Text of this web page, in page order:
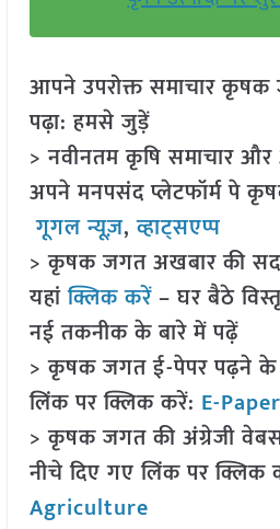
आपने उपरोक्त समाचार
पढ़ा: हमसे जुड़ें
> नवीनतम कृषि समाचार
अपने मनपसंद प्लेटफॉर्म पे
गूगल न्यूज़,व्हाट्सएप्प
> कृषक जगत अखबार की
यहांक्लिक करें– घर बैठे
नई तकनीक के बारे में पढ़ें
> कृषक जगत ई-पेपर पढ़ने के
लिंक पर क्लिक करें: E-Paper
> कृषक जगत की अंग्रेजी
नीचे दिए गए लिंक पर क्लिक
Agriculture